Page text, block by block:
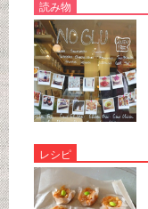
読み物
レシピ